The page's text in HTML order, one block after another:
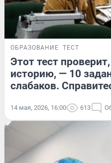
ОБРАЗОВАНИЕ ТЕСТ
Этот тест
историю, — 10
слабаков.
14 мая, 2026, 16:00 613